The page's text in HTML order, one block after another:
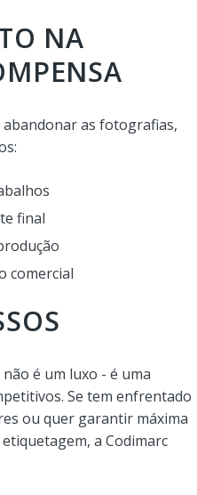
NA
as fotografias,
final
comercial
é um luxo - é uma
Se tem enfrentado
ou quer garantir máxima
a Codimarc